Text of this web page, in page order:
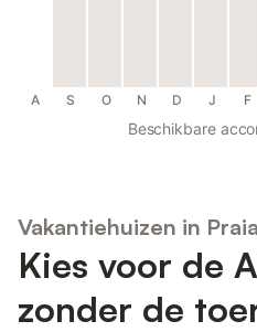
A S O N D J F
Beschikbare
Vakantiehuizen in
Kies voor de
zonder de